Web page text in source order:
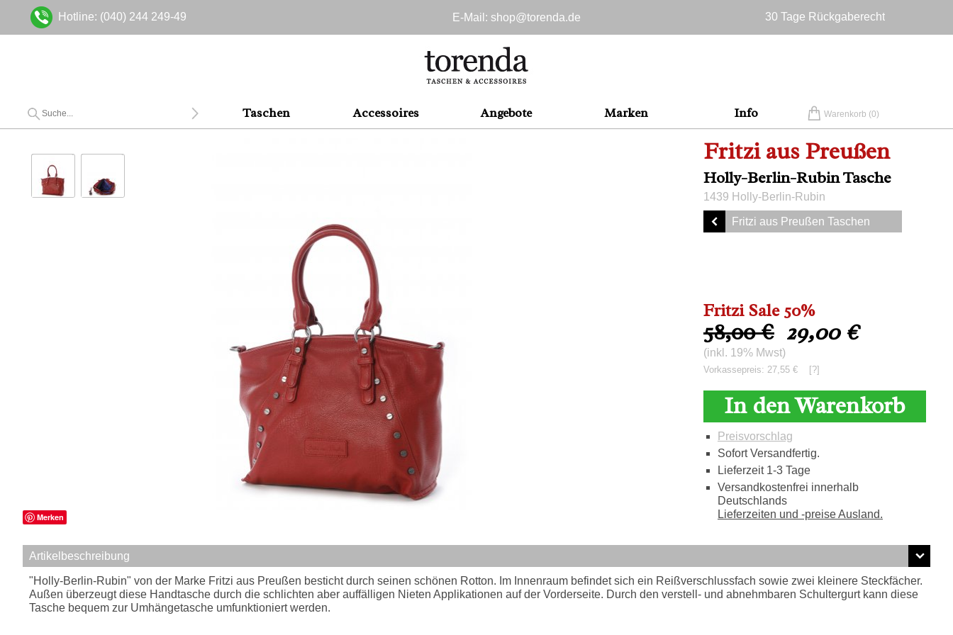
Hotline: (040) 244 249-49 E-Mail: shop@torenda.de
30 Tage Rückgaberecht
Taschen Accessoires Angebote Marken Info Warenkorb (0)
Fritzi aus Preußen
Holly-Berlin-Rubin Tasche
1439 Holly-Berlin-Rubin
Fritzi aus Preußen Taschen
Merken
Fritzi Sale 50%
58,00 € 29,00 €
(inkl. 19% Mwst)
Vorkassepreis: 27,55 € [?]
In den Warenkorb
Preisvorschlag
Sofort Versandfertig.
Lieferzeit 1-3 Tage
Versandkostenfrei innerhalb
Deutschlands
Lieferzeiten und -preise Ausland.
Artikelbeschreibung
"Holly-Berlin-Rubin" von der Marke Fritzi aus Preußen besticht durch seinen schönen Rotton. Im Innenraum befindet sich ein Reißverschlussfach sowie zwei kleinere Steckfächer.
Außen überzeugt diese Handtasche durch die schlichten aber auffälligen Nieten Applikationen auf der Vorderseite. Durch den verstell- und abnehmbaren Schultergurt kann diese
Tasche bequem zur Umhängetasche umfunktioniert werden.